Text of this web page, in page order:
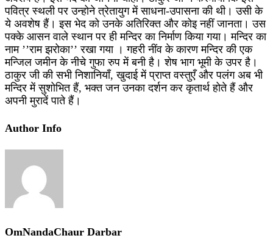
पवित्र स्थली पर उन्होने त्रेतायुग में साधना-उपासना की थी। उसी के
ये अवशेष हैं। इस भेद को उनके अतिरिक्त और कोइ नहीं जानता। उस
पक्के आसन वाले स्थान पर ही मन्दिर का निर्माण किया गया। मन्दिर का
नाम ’’राम झरोका’’ रखा गया । गहरी नींव के कारण मन्दिर की एक
मन्जिल जमीन के नीचे गुफा रुप में बनी है। शेष भाग भूमी के उपर है।
ठाकुर जी की सभी निशानियाँ, खुदाई में प्राप्त वस्तुएँ और पलंग अब भी
मन्दिर में सुशोभित हैं, भक्त जन उनका दर्शन कर कृतार्थ होते हैं और
अपनी मुरादें पाते हैं।
Author Info
OmNandaChaur Darbar